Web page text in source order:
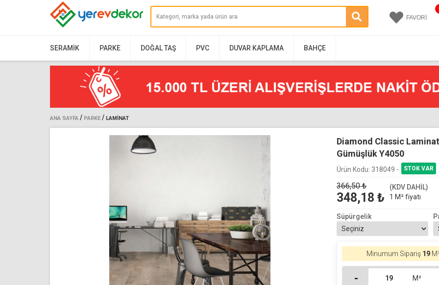
FAVORİ
SERAMIK PARKE DOĞAL TAŞ PVC DUVAR KAPLAMA BAHÇE
ANA SAYFA / PARKE / LAMINAT
Diamond Classic
Gümüşlük Y4050
Ürün Kodu: 318049 -
366,50₺
348,18 ₺
(KDV DAHİL)
1 M² fiyatı
Süpürgelik
Minumum Sipariş 19
- M²